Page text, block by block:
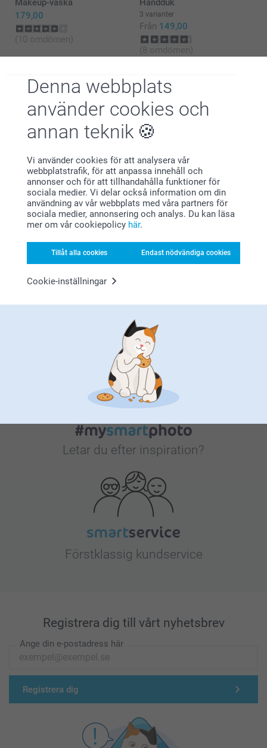
Denna webbplats
använder cookies och
annan teknik
Vi använder cookies för att analysera vår
webbplatstrafik, för att anpassa innehåll och
annonser och för att tillhandahålla funktioner för
sociala medier. Vi delar också information om din
användning av vår webbplats med våra partners för
sociala medier, annonsering och analys. Du kan läsa
mer om vår cookiepolicy här.
Tillåt alla cookies Endast nödvändiga cookies
Cookie-inställningar
13:46
Ja det är jag säkert på att hon kommer kommer bli
god för det, ❤️‍🔥❤️‍🔥❤️‍🔥❤️‍🔥 ska ge henne det denna
vecka🫶🏻
Makeup-väska
179,00
(10 omdömen)
Handduk
3 varianter
Från 149,00
(8 omdömen)
Varförsmartphoto
Nöjd kundgaranti
Bonus på alla dina köp
Letar du efter inspiration?
Förstklassig kundservice
Registrera dig till vårt nyhetsbrev
Ange din e-postadress här
Registrera dig